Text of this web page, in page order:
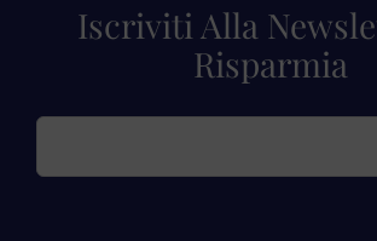
Iscriviti Alla
Risparmia